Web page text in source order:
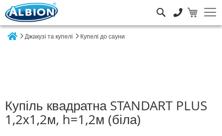
Джакузі та купелі Купелі до сауни
Купіль квадратна STANDART PLUS
1,2х1,2м, h=1,2м (біла)